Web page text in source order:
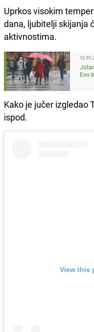
Uprkos visokim
dana, ljubitelji skijanja
aktivnostima.
Evo
Kako je jučer izgledao
ispod.
View this